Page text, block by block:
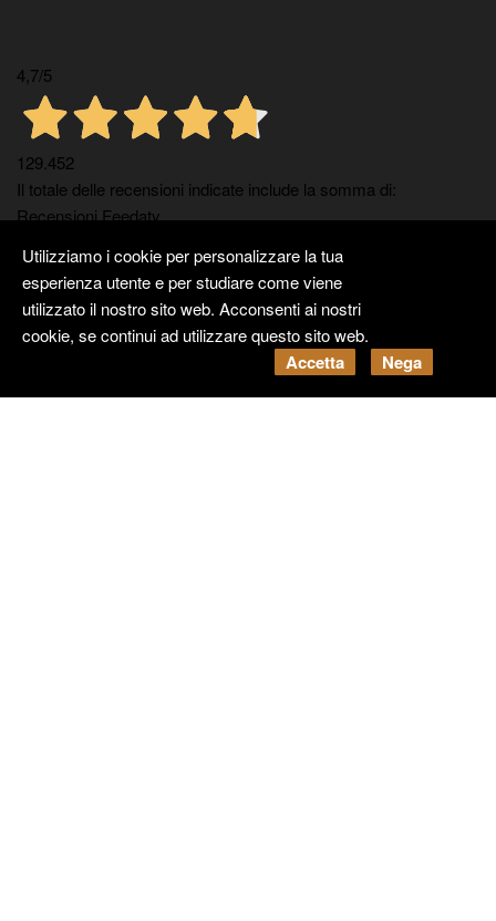
4,7/5
129.452
Il totale delle recensioni indicate include la somma di:
Recensioni Feedaty
Recensioni Ebay
129292
Recensioni
Utilizziamo i cookie per personalizzare la tua
esperienza utente e per studiare come viene
utilizzato il nostro sito web. Acconsenti ai nostri
cookie, se continui ad utilizzare questo sito web.
Accetta Nega